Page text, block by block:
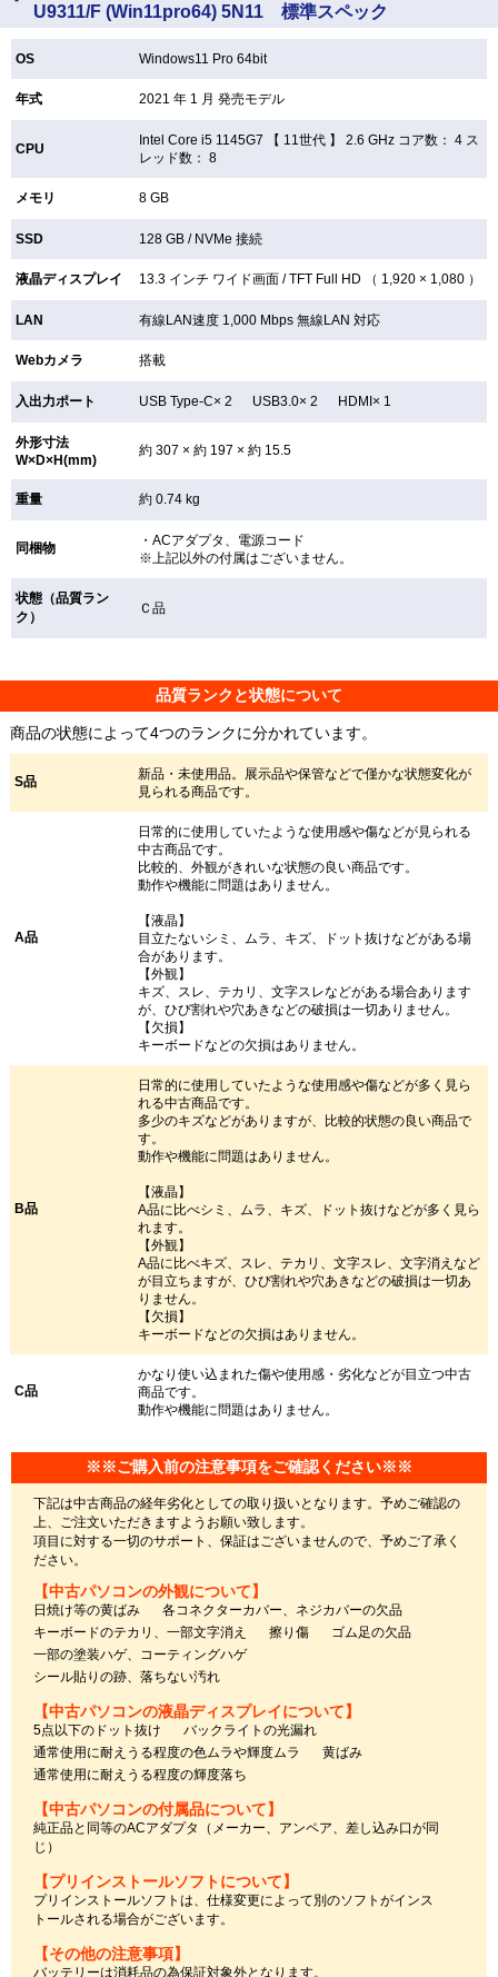
U9311/F (Win11pro64) 5N11 標準スペック
OS Windows11 Pro 64bit
年式 2021 年 1 月 発売モデル
CPU
Intel Core i5 1145G7 【 11世代 】 2.6 GHz コア数： 4 ス
レッド数： 8
メモリ 8 GB
SSD 128 GB / NVMe 接続
液晶ディスプレイ 13.3 インチ ワイド画面 /TFT Full HD （ 1,920 × 1,080 ）
LAN 有線LAN速度 1,000 Mbps 無線LAN対応
Webカメラ 搭載
入出力ポート USB Type-C× 2 USB3.0× 2 HDMI× 1
外形寸法
W×D×H(mm)
約 307 × 約 197 × 約 15.5
重量 約 0.74 kg
同梱物
・ACアダプタ、電源コード
※上記以外の付属はございません。
状態（品質ラン
ク）
Ｃ品
品質ランクと状態について
商品の状態によって4つのランクに分かれています。
S品
新品・未使用品。展示品や保管などで僅かな状態変化が
見られる商品です。
A品
日常的に使用していたような使用感や傷などが見られる
中古商品です。
比較的、外観がきれいな状態の良い商品です。
動作や機能に問題はありません。
【液晶】
目立たないシミ、ムラ、キズ、ドット抜けなどがある場
合があります。
【外観】
キズ、スレ、テカリ、文字スレなどがある場合あります
が、ひび割れや穴あきなどの破損は一切ありません。
【欠損】
キーボードなどの欠損はありません。
B品
日常的に使用していたような使用感や傷などが多く見ら
れる中古商品です。
多少のキズなどがありますが、比較的状態の良い商品で
す。
動作や機能に問題はありません。
【液晶】
A品に比べシミ、ムラ、キズ、ドット抜けなどが多く見ら
れます。
【外観】
A品に比べキズ、スレ、テカリ、文字スレ、文字消えなど
が目立ちますが、ひび割れや穴あきなどの破損は一切あ
りません。
【欠損】
キーボードなどの欠損はありません。
C品
かなり使い込まれた傷や使用感・劣化などが目立つ中古
商品です。
動作や機能に問題はありません。
※※ご購入前の注意事項をご確認ください※※
下記は中古商品の経年劣化としての取り扱いとなります。予めご確認の
上、ご注文いただきますようお願い致します。
項目に対する一切のサポート、保証はございませんので、予めご了承く
ださい。
【中古パソコンの外観について】
日焼け等の黄ばみ
各コネクターカバー、ネジカバーの欠品
キーボードのテカリ、一部文字消え
擦り傷
ゴム足の欠品
一部の塗装ハゲ、コーティングハゲ
シール貼りの跡、落ちない汚れ
【中古パソコンの液晶ディスプレイについて】
5点以下のドット抜け
バックライトの光漏れ
通常使用に耐えうる程度の色ムラや輝度ムラ
黄ばみ
通常使用に耐えうる程度の輝度落ち
【中古パソコンの付属品について】
純正品と同等のACアダプタ（メーカー、アンペア、差し込み口が同
じ）
【プリインストールソフトについて】
プリインストールソフトは、仕様変更によって別のソフトがインス
トールされる場合がございます。
【その他の注意事項】
バッテリーは消耗品の為保証対象外となります。